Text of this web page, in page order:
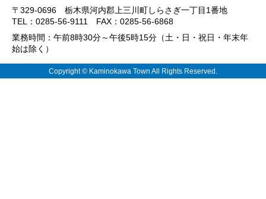
〒329-0696 栃木県河内郡上三川町しらさぎ一丁目1番地
TEL：0285-56-9111 FAX：0285-56-6868
業務時間：午前8時30分～午後5時15分（土・日・祝日・年末年
始は除く）
Copyright © Kaminokawa Town All Rights Reserved.